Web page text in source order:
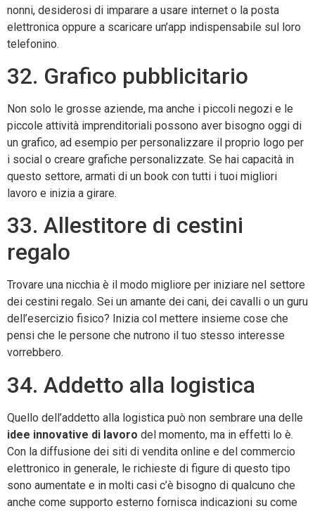
nonni, desiderosi di imparare a usare internet o la posta
elettronica oppure a scaricare un’app indispensabile sul loro
telefonino.
32. Grafico pubblicitario
Non solo le grosse aziende, ma anche i piccoli negozi e le
piccole attività imprenditoriali possono aver bisogno oggi di
un grafico, ad esempio per personalizzare il proprio logo per
i social o creare grafiche personalizzate. Se hai capacità in
questo settore, armati di un book con tutti i tuoi migliori
lavoro e inizia a girare.
33. Allestitore di cestini
regalo
Trovare una nicchia è il modo migliore per iniziare nel settore
dei cestini regalo. Sei un amante dei cani, dei cavalli o un guru
dell’esercizio fisico? Inizia col mettere insieme cose che
pensi che le persone che nutrono il tuo stesso interesse
vorrebbero.
34. Addetto alla logistica
Quello dell’addetto alla logistica può non sembrare una delle
idee innovative di lavoro del momento, ma in effetti lo è.
Con la diffusione dei siti di vendita online e del commercio
elettronico in generale, le richieste di figure di questo tipo
sono aumentate e in molti casi c’è bisogno di qualcuno che
anche come supporto esterno fornisca indicazioni su come